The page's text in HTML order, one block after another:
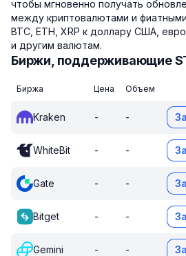
чтобы мгновенно получать
между криптовалютами и
BTC, ETH, XRP к доллару США,
и другим валютам.
Биржи, поддерживающие
Биржа Цена Объем
Kraken - -
WhiteBit - -
Gate - -
Bitget - -
Gemini - -